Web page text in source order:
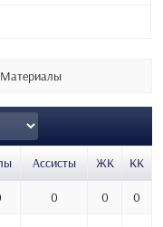
Материалы
Ассисты ЖК КК
0 0 0